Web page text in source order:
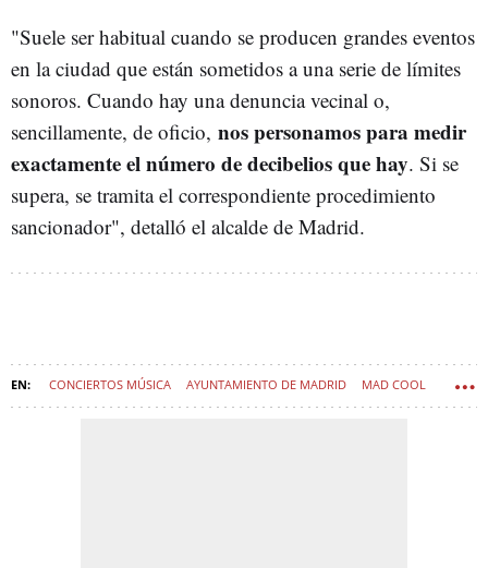
"Suele ser habitual cuando se producen grandes eventos
en la ciudad que están sometidos a una serie de límites
sonoros. Cuando hay una denuncia vecinal o,
sencillamente, de oficio, nos personamos para medir
exactamente el número de decibelios que hay. Si se
supera, se tramita el correspondiente procedimiento
sancionador", detalló el alcalde de Madrid.
CONCIERTOS MÚSICA AYUNTAMIENTO DE MADRID MAD COOL